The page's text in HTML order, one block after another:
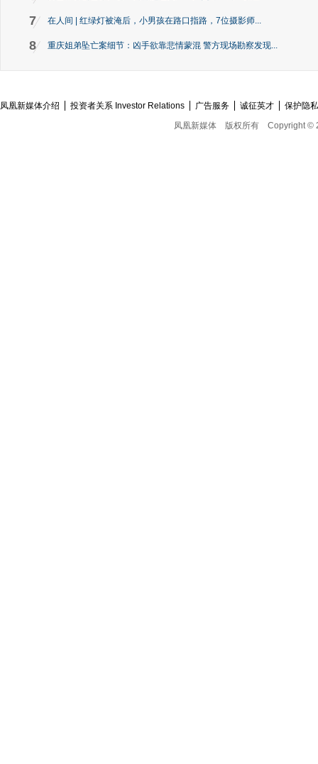
7 在人间 | 红绿灯被淹后，小男孩在路口指路，7位摄影师...
8 重庆姐弟坠亡案细节：凶手欲靠悲情蒙混 警方现场勘察发现...
凤凰新媒体介绍 投资者关系 Investor Relations 广告服务 诚征英才
保护隐
凤凰新媒体
版权所有 Copyright ©